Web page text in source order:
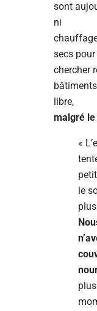
sont
ni
secs
chercher
libre,
malgré
«
le